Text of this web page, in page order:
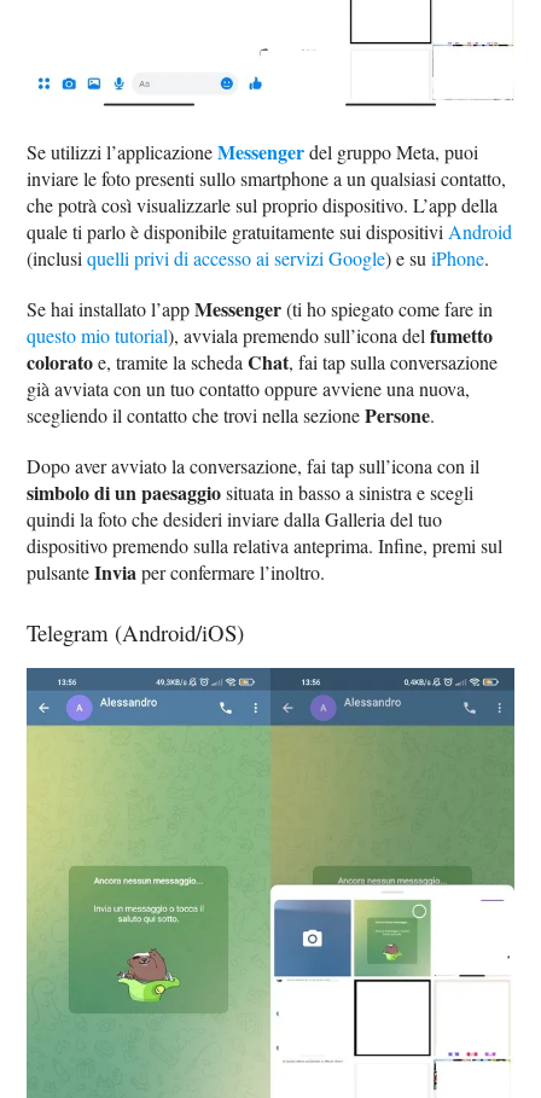
Se utilizzi l’applicazioneMessengerdel gruppo Meta, puoi
inviare le foto presenti sullo smartphone a un qualsiasi contatto,
che potrà così visualizzarle sul proprio dispositivo. L’app della
quale ti parlo è disponibile gratuitamente sui dispositivi Android
(inclusiquelli privi di accesso ai servizi Google) e suiPhone.
Se hai installato l’appMessenger(ti ho spiegato come fare in
questo mio tutorial), avviala premendo sull’icona delfumetto
coloratoe, tramite la schedaChat, fai tap sulla conversazione
già avviata con un tuo contatto oppure avviene una nuova,
scegliendo il contatto che trovi nella sezionePersone.
Dopo aver avviato la conversazione, fai tap sull’icona con il
simbolo di un paesaggiosituata in basso a sinistra e scegli
quindi la foto che desideri inviare dalla Galleria del tuo
dispositivo premendo sulla relativa anteprima. Infine, premi sul
pulsanteInviaper confermare l’inoltro.
Telegram (Android/iOS)